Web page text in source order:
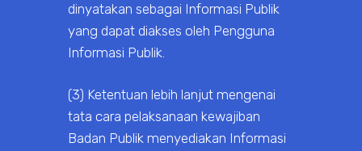
dinyatakan sebagai Informasi Publik
yang dapat diakses oleh Pengguna
Informasi Publik.
(3) Ketentuan lebih lanjut mengenai
tata cara pelaksanaan kewajiban
Badan Publik menyediakan Informasi